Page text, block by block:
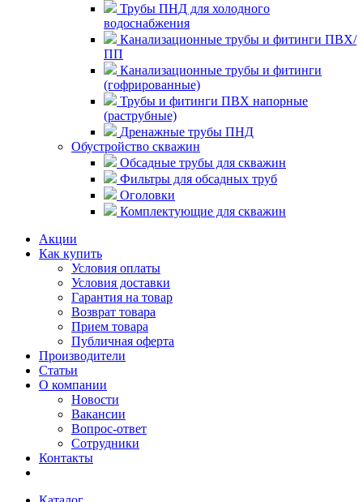
Трубы ПНД для холодного
водоснабжения
Канализационные трубы и фитинги ПВХ/
ПП
Канализационные трубы и фитинги
(гофрированные)
Трубы и фитинги ПВХ напорные
(раструбные)
Дренажные трубы ПНД
Обустройство скважин
Обсадные трубы для скважин
Фильтры для обсадных труб
Оголовки
Комплектующие для скважин
Акции
Как купить
Условия оплаты
Условия доставки
Гарантия на товар
Возврат товара
Прием товара
Публичная оферта
Производители
Статьи
О компании
Новости
Вакансии
Вопрос-ответ
Сотрудники
Контакты